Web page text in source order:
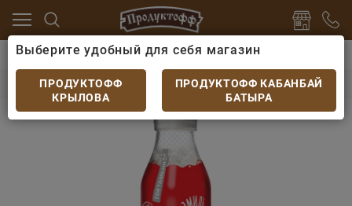
Кисломолочные напитки
Токтамыш Эмиль
Токтамыш Эмиль Отборный жир. 2,5% 900гр
Выберите удобный для себя магазин
ПРОДУКТОФФ
КРЫЛОВА
ПРОДУКТОФФ КАБАНБАЙ
БАТЫРА